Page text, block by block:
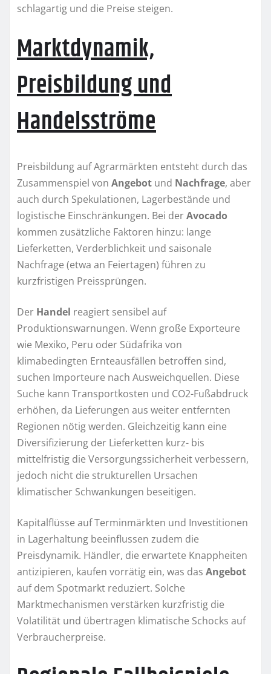
schlagartig und die Preise steigen.
Marktdynamik,
Preisbildung und
Handelsströme
Preisbildung auf Agrarmärkten entsteht durch das
Zusammenspiel von Angebot und Nachfrage, aber
auch durch Spekulationen, Lagerbestände und
logistische Einschränkungen. Bei derAvocado
kommen zusätzliche Faktoren hinzu: lange
Lieferketten, Verderblichkeit und saisonale
Nachfrage (etwa an Feiertagen) führen zu
kurzfristigen Preissprüngen.
Der Handel reagiert sensibel auf
Produktionswarnungen. Wenn große Exporteure
wie Mexiko, Peru oder Südafrika von
klimabedingten Ernteausfällen betroffen sind,
suchen Importeure nach Ausweichquellen. Diese
Suche kann Transportkosten und CO2-Fußabdruck
erhöhen, da Lieferungen aus weiter entfernten
Regionen nötig werden. Gleichzeitig kann eine
Diversifizierung der Lieferketten kurz- bis
mittelfristig die Versorgungssicherheit verbessern,
jedoch nicht die strukturellen Ursachen
klimatischer Schwankungen beseitigen.
Kapitalflüsse auf Terminmärkten und Investitionen
in Lagerhaltung beeinflussen zudem die
Preisdynamik. Händler, die erwartete Knappheiten
antizipieren, kaufen vorrätig ein, was das Angebot
auf dem Spotmarkt reduziert. Solche
Marktmechanismen verstärken kurzfristig die
Volatilität und übertragen klimatische Schocks auf
Verbraucherpreise.